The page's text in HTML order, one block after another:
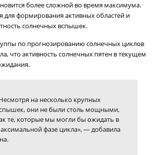
более сложной во время максимума.
для формирования активных областей и
солнечных вспышек.
по прогнозированию солнечных циклов
что активность солнечных пятен в текущем
на несколько крупных
они не были столь мощными,
те, которые мы могли бы ожидать в
фазе цикла», — добавила